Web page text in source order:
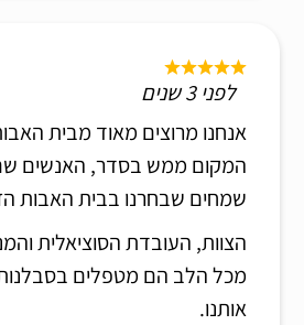
לפני 3 שנים
אנחנו מרוצים מאוד מבית
המקום ממש בסדר, האנשים שם
שמחים שבחרנו בבית האבות
הצוות, העובדת הסוציאלית
מכל הלב הם מטפלים
אותנו.